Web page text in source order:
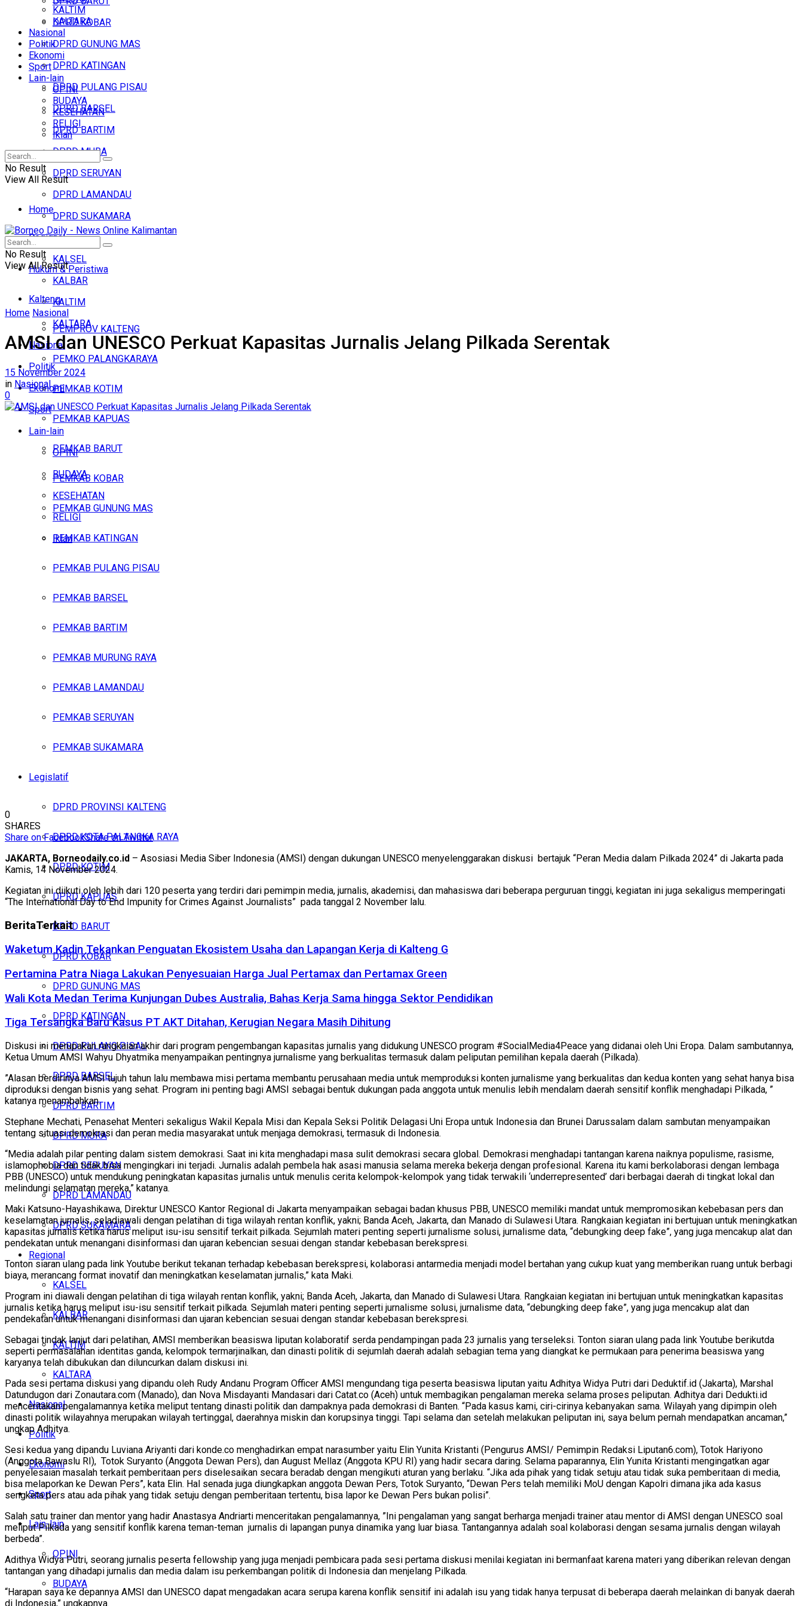
DPRD KOBAR
DPRD GUNUNG MAS
DPRD KATINGAN
DPRD PULANG PISAU
DPRD BARSEL
DPRD BARTIM
DPRD MURA
DPRD SERUYAN
DPRD LAMANDAU
DPRD SUKAMARA
Regional
KALSEL
KALBAR
KALTIM
KALTARA
Nasional
Politik
Ekonomi
Sport
Lain-lain
OPINI
BUDAYA
KESEHATAN
RELIGI
Iklan
Kamis, Agustus 6, 2026
KALTIM
KALTARA
Nasional
Politik
Ekonomi
Sport
Lain-lain
OPINI
BUDAYA
KESEHATAN
RELIGI
Iklan
No Result
View All Result
Home
Headline
Hukum & Peristiwa
Kalteng
PEMPROV KALTENG
PEMKO PALANGKARAYA
PEMKAB KOTIM
PEMKAB KAPUAS
PEMKAB BARUT
PEMKAB KOBAR
PEMKAB GUNUNG MAS
PEMKAB KATINGAN
PEMKAB PULANG PISAU
PEMKAB BARSEL
PEMKAB BARTIM
PEMKAB MURUNG RAYA
PEMKAB LAMANDAU
PEMKAB SERUYAN
PEMKAB SUKAMARA
Legislatif
DPRD PROVINSI KALTENG
DPRD KOTA PALANGKA RAYA
DPRD KOTIM
DPRD KAPUAS
DPRD BARUT
DPRD KOBAR
DPRD GUNUNG MAS
DPRD KATINGAN
DPRD PULANG PISAU
DPRD BARSEL
DPRD BARTIM
DPRD MURA
DPRD SERUYAN
DPRD LAMANDAU
DPRD SUKAMARA
Regional
KALSEL
KALBAR
KALTIM
KALTARA
Nasional
Politik
Ekonomi
Sport
Lain-lain
OPINI
BUDAYA
No Result
View All Result
Home Nasional
AMSI dan UNESCO Perkuat Kapasitas Jurnalis Jelang Pilkada Serentak
15 November 2024
in Nasional
0
0
SHARES
Share on FacebookShare on Twitter
JAKARTA, Borneodaily.co.id – Asosiasi Media Siber Indonesia (AMSI) dengan dukungan UNESCO menyelenggarakan diskusi bertajuk “Peran Media dalam Pilkada 2024” di Jakarta pada
Kamis, 14 November 2024.
Kegiatan ini diikuti oleh lebih dari 120 peserta yang terdiri dari pemimpin media, jurnalis, akademisi, dan mahasiswa dari beberapa perguruan tinggi, kegiatan ini juga sekaligus memperingati
“The International Day to End Impunity for Crimes Against Journalists” pada tanggal 2 November lalu.
BeritaTerkait
Waketum Kadin Tekankan Penguatan Ekosistem Usaha dan Lapangan Kerja di Kalteng G
Pertamina Patra Niaga Lakukan Penyesuaian Harga Jual Pertamax dan Pertamax Green
Wali Kota Medan Terima Kunjungan Dubes Australia, Bahas Kerja Sama hingga Sektor Pendidikan
Tiga Tersangka Baru Kasus PT AKT Ditahan, Kerugian Negara Masih Dihitung
Diskusi ini merupakan rangkaian akhir dari program pengembangan kapasitas jurnalis yang didukung UNESCO program #SocialMedia4Peace yang didanai oleh Uni Eropa. Dalam sambutannya,
Ketua Umum AMSI Wahyu Dhyatmika menyampaikan pentingnya jurnalisme yang berkualitas termasuk dalam peliputan pemilihan kepala daerah (Pilkada).
”Alasan berdirinya AMSI tujuh tahun lalu membawa misi pertama membantu perusahaan media untuk memproduksi konten jurnalisme yang berkualitas dan kedua konten yang sehat hanya bisa
diproduksi dengan bisnis yang sehat. Program ini penting bagi AMSI sebagai bentuk dukungan pada anggota untuk menulis lebih mendalam daerah sensitif konflik menghadapi Pilkada, ”
katanya menambahkan.
Stephane Mechati, Penasehat Menteri sekaligus Wakil Kepala Misi dan Kepala Seksi Politik Delagasi Uni Eropa untuk Indonesia dan Brunei Darussalam dalam sambutan menyampaikan
tentang situasi demokrasi dan peran media masyarakat untuk menjaga demokrasi, termasuk di Indonesia.
“Media adalah pilar penting dalam sistem demokrasi. Saat ini kita menghadapi masa sulit demokrasi secara global. Demokrasi menghadapi tantangan karena naiknya populisme, rasisme,
islamophobia dan tidak bisa mengingkari ini terjadi. Jurnalis adalah pembela hak asasi manusia selama mereka bekerja dengan profesional. Karena itu kami berkolaborasi dengan lembaga
PBB (UNESCO) untuk mendukung peningkatan kapasitas jurnalis untuk menulis cerita kelompok-kelompok yang tidak terwakili ‘underrepresented’ dari berbagai daerah di tingkat lokal dan
melindungi selamatan mereka,” katanya.
Maki Katsuno-Hayashikawa, Direktur UNESCO Kantor Regional di Jakarta menyampaikan sebagai badan khusus PBB, UNESCO memiliki mandat untuk mempromosikan kebebasan pers dan
keselamatan jurnalis, seladiawali dengan pelatihan di tiga wilayah rentan konflik, yakni; Banda Aceh, Jakarta, dan Manado di Sulawesi Utara. Rangkaian kegiatan ini bertujuan untuk meningkatkan
kapasitas jurnalis ketika harus meliput isu-isu sensitif terkait pilkada. Sejumlah materi penting seperti jurnalisme solusi, jurnalisme data, “debungking deep fake”, yang juga mencakup alat dan
pendekatan untuk menangani disinformasi dan ujaran kebencian sesuai dengan standar kebebasan berekspresi.
Tonton siaran ulang pada link Youtube berikut tekanan terhadap kebebasan berekspresi, kolaborasi antarmedia menjadi model bertahan yang cukup kuat yang memberikan ruang untuk berbagi
biaya, merancang format inovatif dan meningkatkan keselamatan jurnalis,” kata Maki.
Program ini diawali dengan pelatihan di tiga wilayah rentan konflik, yakni; Banda Aceh, Jakarta, dan Manado di Sulawesi Utara. Rangkaian kegiatan ini bertujuan untuk meningkatkan kapasitas
jurnalis ketika harus meliput isu-isu sensitif terkait pilkada. Sejumlah materi penting seperti jurnalisme solusi, jurnalisme data, “debungking deep fake”, yang juga mencakup alat dan
pendekatan untuk menangani disinformasi dan ujaran kebencian sesuai dengan standar kebebasan berekspresi.
Sebagai tindak lanjut dari pelatihan, AMSI memberikan beasiswa liputan kolaboratif serda pendampingan pada 23 jurnalis yang terseleksi. Tonton siaran ulang pada link Youtube berikutda
seperti permasalahan identitas ganda, kelompok termarjinalkan, dan dinasti politik di sejumlah daerah adalah sebagian tema yang diangkat ke permukaan para penerima beasiswa yang
karyanya telah dibukukan dan diluncurkan dalam diskusi ini.
Pada sesi pertama diskusi yang dipandu oleh Rudy Andanu Program Officer AMSI mengundang tiga peserta beasiswa liputan yaitu Adhitya Widya Putri dari Deduktif.id (Jakarta), Marshal
Datundugon dari Zonautara.com (Manado), dan Nova Misdayanti Mandasari dari Catat.co (Aceh) untuk membagikan pengalaman mereka selama proses peliputan. Adhitya dari Dedukti.id
menceritakan pengalamannya ketika meliput tentang dinasti politik dan dampaknya pada demokrasi di Banten. “Pada kasus kami, ciri-cirinya kebanyakan sama. Wilayah yang dipimpin oleh
dinasti politik wilayahnya merupakan wilayah tertinggal, daerahnya miskin dan korupsinya tinggi. Tapi selama dan setelah melakukan peliputan ini, saya belum pernah mendapatkan ancaman,”
ungkap Adhitya.
Sesi kedua yang dipandu Luviana Ariyanti dari konde.co menghadirkan empat narasumber yaitu Elin Yunita Kristanti (Pengurus AMSI/ Pemimpin Redaksi Liputan6.com), Totok Hariyono
(Anggota Bawaslu RI), Totok Suryanto (Anggota Dewan Pers), dan August Mellaz (Anggota KPU RI) yang hadir secara daring. Selama paparannya, Elin Yunita Kristanti mengingatkan agar
penyelesaian masalah terkait pemberitaan pers diselesaikan secara beradab dengan mengikuti aturan yang berlaku. “Jika ada pihak yang tidak setuju atau tidak suka pemberitaan di media,
bisa melaporkan ke Dewan Pers”, kata Elin. Hal senada juga diungkapkan anggota Dewan Pers, Totok Suryanto, “Dewan Pers telah memiliki MoU dengan Kapolri dimana jika ada kasus
sengketa pers atau ada pihak yang tidak setuju dengan pemberitaan tertentu, bisa lapor ke Dewan Pers bukan polisi”.
Salah satu trainer dan mentor yang hadir Anastasya Andriarti menceritakan pengalamannya, ”Ini pengalaman yang sangat berharga menjadi trainer atau mentor di AMSI dengan UNESCO soal
meliput Pilkada yang sensitif konflik karena teman-teman jurnalis di lapangan punya dinamika yang luar biasa. Tantangannya adalah soal kolaborasi dengan sesama jurnalis dengan wilayah
berbeda”.
Adithya Widya Putri, seorang jurnalis peserta fellowship yang juga menjadi pembicara pada sesi pertama diskusi menilai kegiatan ini bermanfaat karena materi yang diberikan relevan dengan
tantangan yang dihadapi jurnalis dan media dalam isu perkembangan politik di Indonesia dan menjelang Pilkada.
“Harapan saya ke depannya AMSI dan UNESCO dapat mengadakan acara serupa karena konflik sensitif ini adalah isu yang tidak hanya terpusat di beberapa daerah melainkan di banyak daerah
di Indonesia,” ungkapnya.